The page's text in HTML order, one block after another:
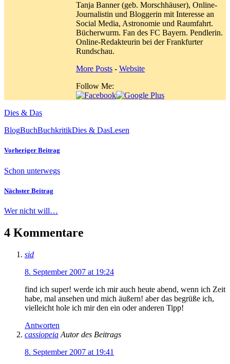
Tanja Banner (geb. Morschhäuser), Online-
Journalistin und Bloggerin mit Interesse an
Social Media, Astronomie und Raumfahrt.
Bücherwurm. Fan des FC Bayern. Pendlerin.
Online-Redakteurin bei der Frankfurter
Rundschau.
More Posts - Website
Follow Me:
Dies & Das
BlogBuchBuchkritikDies & DasLesen
Vorheriger Beitrag
Schon unterwegs
Nächster Beitrag
Wer nicht will…
4 Kommentare
sid
8. September 2007 at 19:24
find ich super! werde ich mir auch heute abend, wenn ich Zeit
habe, mal ansehen und mich äußern! aber das begrüße ich,
vielleicht hole ich mir den ein oder anderen Tipp!
Antworten
cassiopeia Autor des Beitrags
8. September 2007 at 19:41